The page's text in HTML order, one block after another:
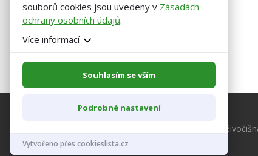
© 2026 Agropress.cz – Zemědělství,
souborů cookies jsou uvedeny v Zásadách
ochrany osobních údajů.
Více informací
Souhlasím se vším
Podrobné nastavení
Vytvořeno přes cookieslista.cz